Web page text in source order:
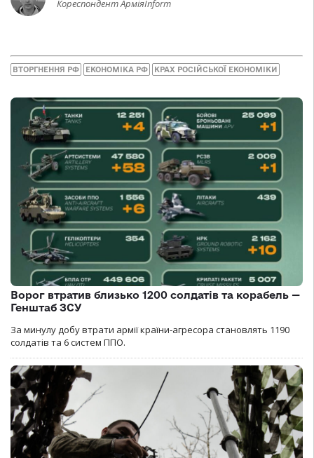
Кореспондент АрміяInform
ВТОРГНЕННЯ РФ ЕКОНОМІКА РФ КРАХ РОСІЙСЬКОЇ ЕКОНОМІКИ
Ворог втратив близько 1200 солдатів та корабель —
Генштаб ЗСУ
За минулу добу втрати армії країни-агресора становлять 1190
солдатів та 6 систем ППО.